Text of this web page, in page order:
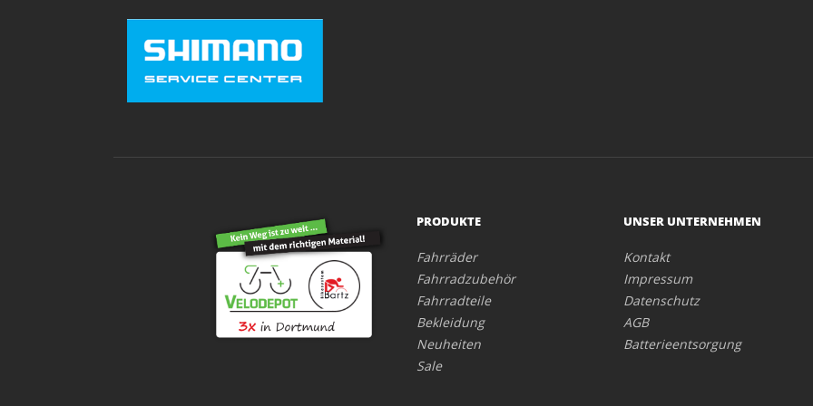
PRODUKTE
Fahrräder
Fahrradzubehör
Fahrradteile
Bekleidung
Neuheiten
Sale
UNSER UNTERNEHMEN
Kontakt
Impressum
Datenschutz
AGB
Batterieentsorgung